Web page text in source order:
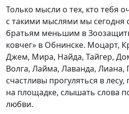
Только мысли о тех, кто тебя
с такими мыслями мы сегодня
братьям меньшим в
ковчег» в Обнинске. Моцарт,
Джем, Мира, Найда, Тайгер,
Волга, Лайма, Лаванда, Лиана,
счастливы прогуляться в лесу,
на площадке, слышать слова
любви.